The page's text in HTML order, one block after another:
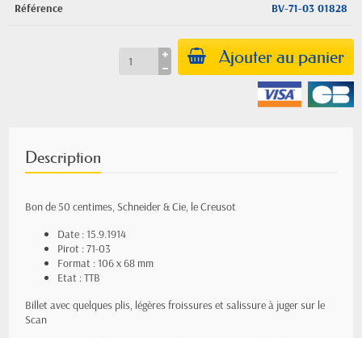
Référence BV-71-03 01828
Ajouter au panier
Description
Bon de 50 centimes, Schneider & Cie, le Creusot
Date : 15.9.1914
Pirot : 71-03
Format : 106 x 68 mm
Etat : TTB
Billet avec quelques plis, légères froissures et salissure à juger sur le
Scan